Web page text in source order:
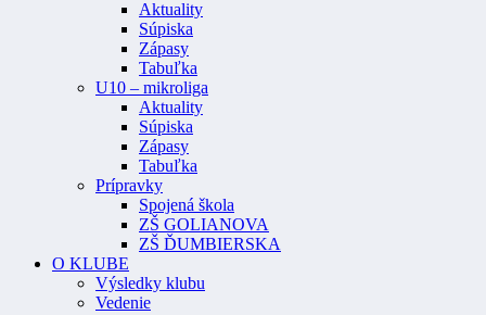
Aktuality
Súpiska
Zápasy
Tabuľka
U10 – mikroliga
Aktuality
Súpiska
Zápasy
Tabuľka
Prípravky
Spojená škola
ZŠ GOLIANOVA
ZŠ ĎUMBIERSKA
O KLUBE
Výsledky klubu
Vedenie